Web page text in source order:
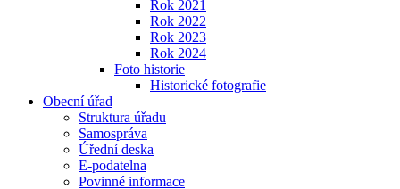
Rok 2021
Rok 2022
Rok 2023
Rok 2024
Foto historie
Historické fotografie
Obecní úřad
Struktura úřadu
Samospráva
Úřední deska
E-podatelna
Povinné informace